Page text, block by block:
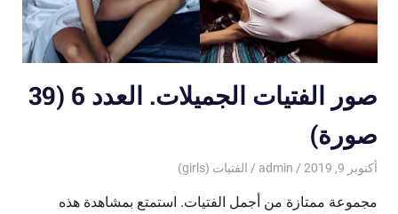
صور الفتيات الجميلات. العدد 6 (39
صورة)
أكتوبر 9, 2019 admin الفتيات (girls)
مجموعة ممتازة من أجمل الفتيات. استمتع بمشاهدة هذه